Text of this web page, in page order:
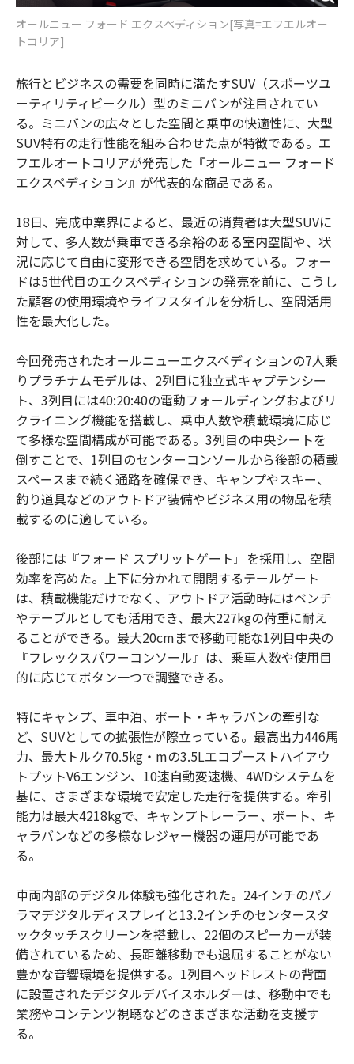
オールニュー フォード エクスペディション[写真=エフエルオー
トコリア]
旅行とビジネスの需要を同時に満たすSUV（スポーツユ
ーティリティビークル）型のミニバンが注目されてい
る。ミニバンの広々とした空間と乗車の快適性に、大型
SUV特有の走行性能を組み合わせた点が特徴である。エ
フエルオートコリアが発売した『オールニュー フォード
エクスペディション』が代表的な商品である。
18日、完成車業界によると、最近の消費者は大型SUVに
対して、多人数が乗車できる余裕のある室内空間や、状
況に応じて自由に変形できる空間を求めている。フォー
ドは5世代目のエクスペディションの発売を前に、こうし
た顧客の使用環境やライフスタイルを分析し、空間活用
性を最大化した。
今回発売されたオールニューエクスペディションの7人乗
りプラチナムモデルは、2列目に独立式キャプテンシー
ト、3列目には40:20:40の電動フォールディングおよびリ
クライニング機能を搭載し、乗車人数や積載環境に応じ
て多様な空間構成が可能である。3列目の中央シートを
倒すことで、1列目のセンターコンソールから後部の積載
スペースまで続く通路を確保でき、キャンプやスキー、
釣り道具などのアウトドア装備やビジネス用の物品を積
載するのに適している。
後部には『フォード スプリットゲート』を採用し、空間
効率を高めた。上下に分かれて開閉するテールゲート
は、積載機能だけでなく、アウトドア活動時にはベンチ
やテーブルとしても活用でき、最大227kgの荷重に耐え
ることができる。最大20cmまで移動可能な1列目中央の
『フレックスパワーコンソール』は、乗車人数や使用目
的に応じてボタン一つで調整できる。
特にキャンプ、車中泊、ボート・キャラバンの牽引な
ど、SUVとしての拡張性が際立っている。最高出力446馬
力、最大トルク70.5kg・mの3.5Lエコブーストハイアウ
トプットV6エンジン、10速自動変速機、4WDシステムを
基に、さまざまな環境で安定した走行を提供する。牽引
能力は最大4218kgで、キャンプトレーラー、ボート、キ
ャラバンなどの多様なレジャー機器の運用が可能であ
る。
車両内部のデジタル体験も強化された。24インチのパノ
ラマデジタルディスプレイと13.2インチのセンタースタ
ックタッチスクリーンを搭載し、22個のスピーカーが装
備されているため、長距離移動でも退屈することがない
豊かな音響環境を提供する。1列目ヘッドレストの背面
に設置されたデジタルデバイスホルダーは、移動中でも
業務やコンテンツ視聴などのさまざまな活動を支援す
る。